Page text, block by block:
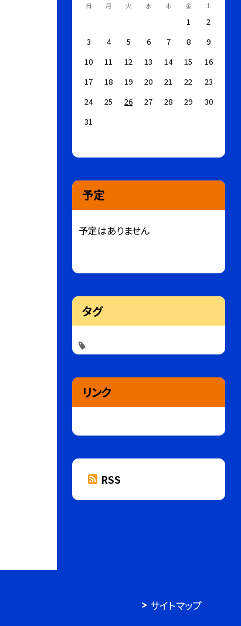
日 月 火 水 木 金 土
1
2
3
4 5 6 7 8
9
10
11 12 13 14 15
16
17
18 19 20 21 22
23
24
25 26 27 28 29
30
31
予定
予定はありません
タグ
リンク
RSS
サイトマップ